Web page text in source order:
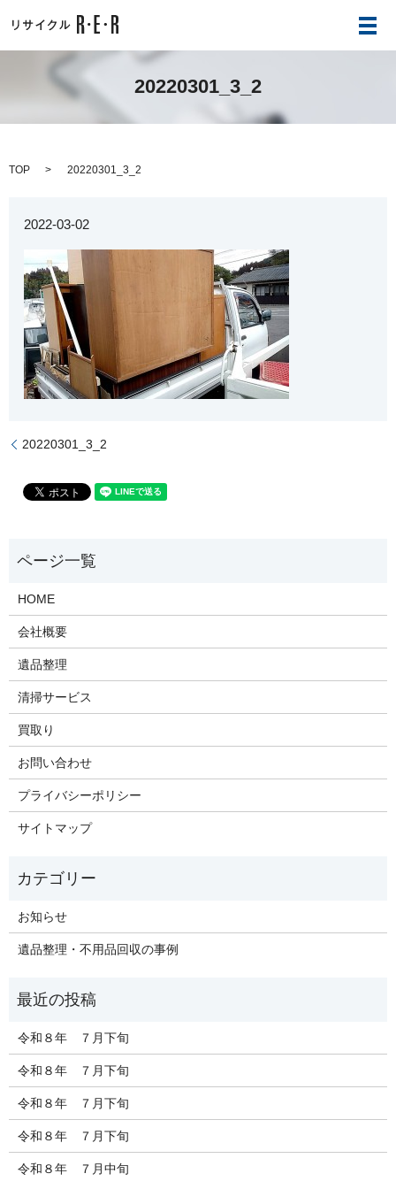
メ
20220301_3_2
TOP 20220301_3_2
2022-03-02
20220301_3_2
HOME
会社概要
遺品整理
清掃サービス
買取り
お問い合わせ
プライバシーポリシー
サイトマップ
お知らせ
遺品整理・不用品回収の事例
令和８年 ７月下旬
令和８年 ７月下旬
令和８年 ７月下旬
令和８年 ７月下旬
令和８年 ７月中旬